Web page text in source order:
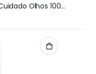
Loção PLOUF para cão e gato - Cuidado Olhos 100ml